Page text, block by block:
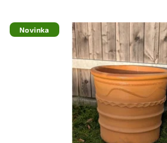
Novinka